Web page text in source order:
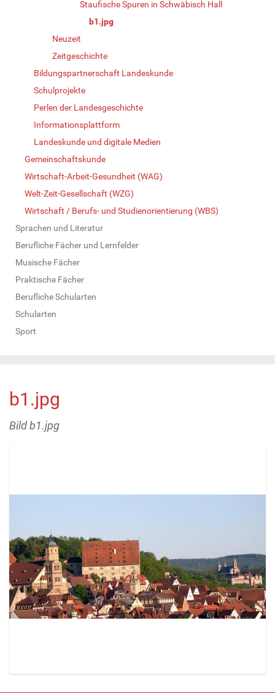
Staufische Spuren in Schwäbisch Hall
b1.jpg
Neuzeit
Zeitgeschichte
Bildungspartnerschaft Landeskunde
Schulprojekte
Perlen der Landesgeschichte
Informationsplattform
Landeskunde und digitale Medien
Gemeinschaftskunde
Wirtschaft-Arbeit-Gesundheit (WAG)
Welt-Zeit-Gesellschaft (WZG)
Wirtschaft / Berufs- und Studienorientierung (WBS)
Sprachen und Literatur
Berufliche Fächer und Lernfelder
Musische Fächer
Praktische Fächer
Berufliche Schularten
Schularten
Sport
b1.jpg
Bild b1.jpg